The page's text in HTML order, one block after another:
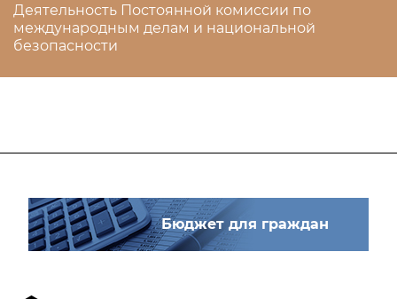
Деятельность Постоянной комиссии по
международным делам и национальной
безопасности
Бюджет для граждан